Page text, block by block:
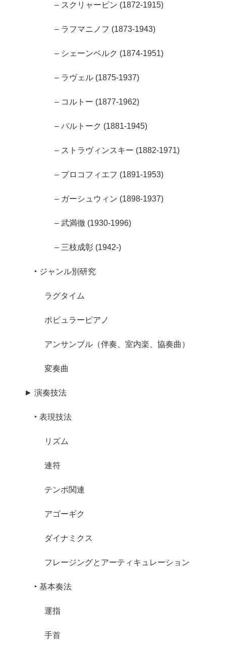
– スクリャービン (1872-1915)
– ラフマニノフ (1873-1943)
– シェーンベルク (1874-1951)
– ラヴェル (1875-1937)
– コルトー (1877-1962)
– バルトーク (1881-1945)
– ストラヴィンスキー (1882-1971)
– プロコフィエフ (1891-1953)
– ガーシュウィン (1898-1937)
– 武満徹 (1930-1996)
– 三枝成彰 (1942-)
‣ ジャンル別研究
ラグタイム
ポピュラーピアノ
アンサンブル（伴奏、室内楽、協奏曲）
変奏曲
► 演奏技法
‣ 表現技法
リズム
連符
テンポ関連
アゴーギク
ダイナミクス
フレージングとアーティキュレーション
‣ 基本奏法
運指
手首